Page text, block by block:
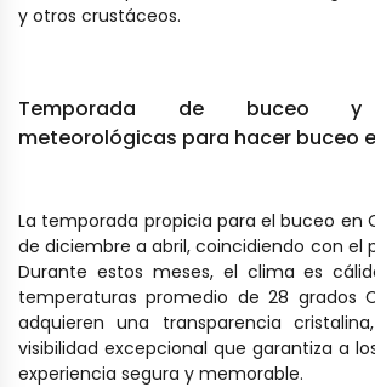
y otros crustáceos.
Temporada de buceo y
meteorológicas para hacer buceo
La temporada propicia para el buceo en
de diciembre a abril, coincidiendo con el
Durante estos meses, el clima es
temperaturas promedio de 28 grados
adquieren una transparencia
visibilidad excepcional que garantiza a
experiencia segura y memorable.